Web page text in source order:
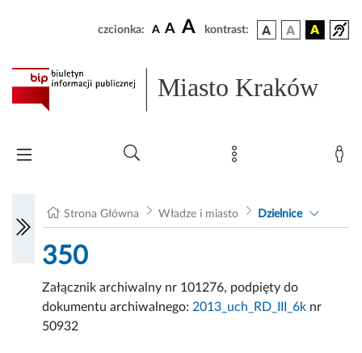
czcionka: A A A kontrast:
Miasto Kraków
Strona Główna Władze i miasto Dzielnice
350
Załącznik archiwalny nr 101276, podpięty do
dokumentu archiwalnego: 2013_uch_RD_III_6k nr
50932